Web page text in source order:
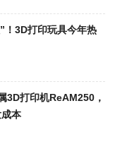
！3D打印玩具今年热
3D打印机ReAM250，
本